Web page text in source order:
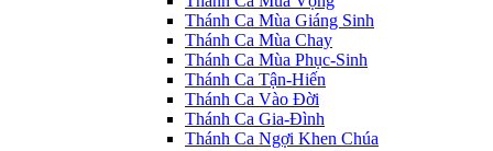
Thánh Ca Mùa Giáng Sinh
Thánh Ca Mùa Chay
Thánh Ca Mùa Phục-Sinh
Thánh Ca Tận-Hiến
Thánh Ca Vào Đời
Thánh Ca Gia-Đình
Thánh Ca Ngợi Khen Chúa